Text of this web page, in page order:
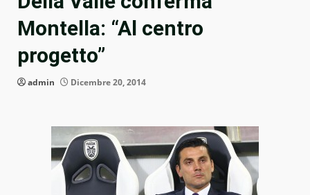
Montella: “Al centro
progetto”
admin Dicembre 20, 2014